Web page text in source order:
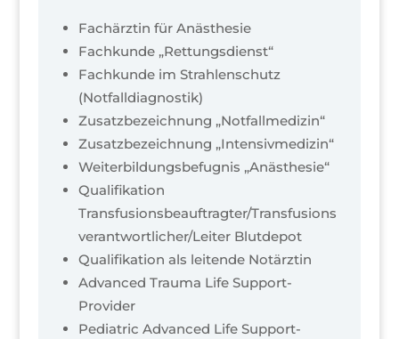
Fachärztin für Anästhesie
Fachkunde „Rettungsdienst“
Fachkunde im Strahlenschutz
(Notfalldiagnostik)
Zusatzbezeichnung „Notfallmedizin“
Zusatzbezeichnung „Intensivmedizin“
Weiterbildungsbefugnis „Anästhesie“
Qualifikation
Transfusionsbeauftragter/Transfusions
verantwortlicher/Leiter Blutdepot
Qualifikation als leitende Notärztin
Advanced Trauma Life Support-
Provider
Pediatric Advanced Life Support-